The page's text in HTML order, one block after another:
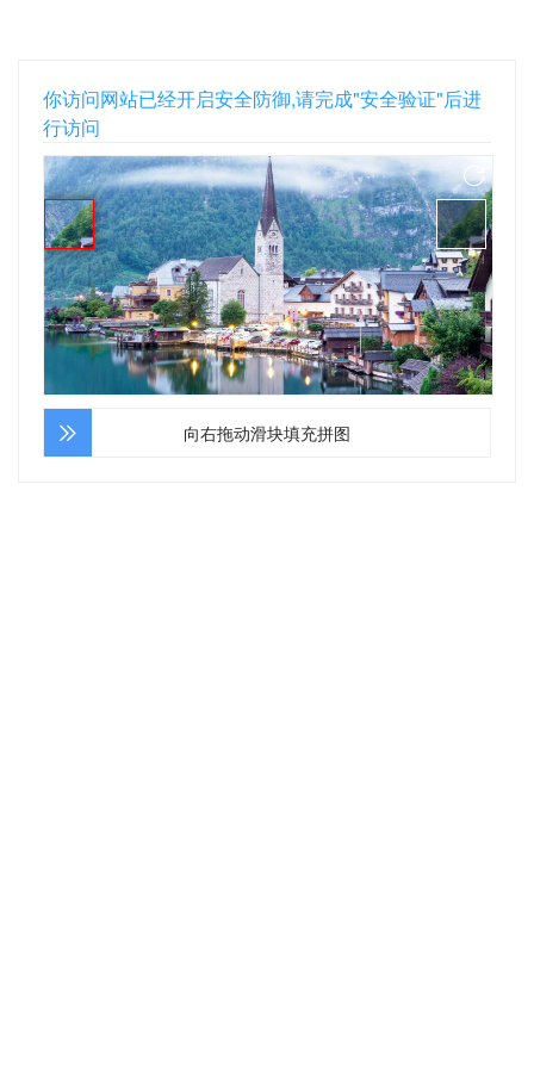
你访问网站已经开启安全防御,请完成"安全验证"后进
行访问
向右拖动滑块填充拼图